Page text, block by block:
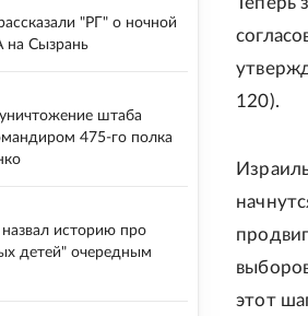
120).
этот
"РГ" о ночной
на Сызрань
штаба
475-го полка
историю про
детей" очередным